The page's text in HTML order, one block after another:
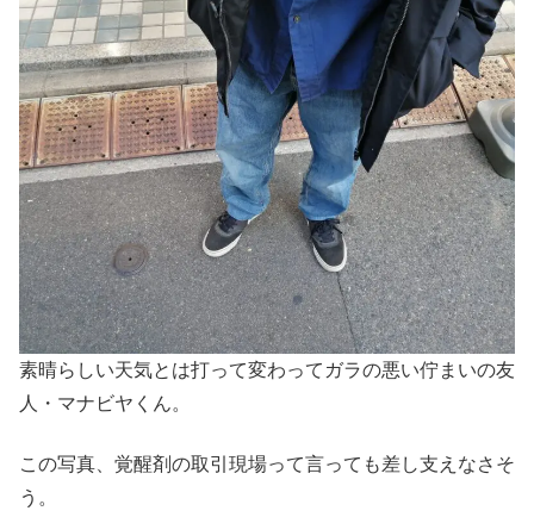
素晴らしい天気とは打って変わってガラの悪い佇まいの友
人・マナビヤくん。
この写真、覚醒剤の取引現場って言っても差し支えなさそ
う。